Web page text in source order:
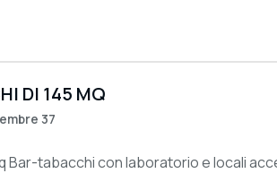
DI 145 MQ
37
Negozio bar-tabacchi di 145 mq Bar-tabacchi con